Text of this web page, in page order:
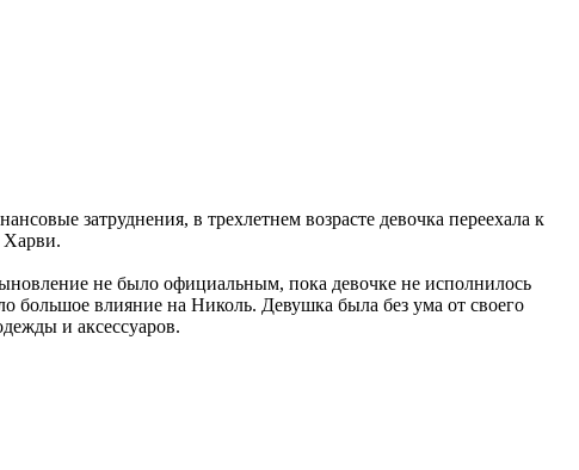
затруднения, в трехлетнем возрасте девочка переехала к
Харви.
не было официальным, пока девочке не исполнилось
большое влияние на Николь. Девушка была без ума от своего
и аксессуаров.